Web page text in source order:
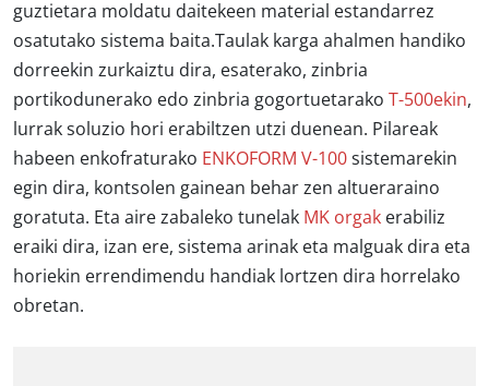
guztietara moldatu daitekeen material estandarrez
osatutako sistema baita.Taulak karga ahalmen handiko
dorreekin zurkaiztu dira, esaterako, zinbria
portikodunerako edo zinbria gogortuetarako T-500ekin,
lurrak soluzio hori erabiltzen utzi duenean. Pilareak
habeen enkofraturako ENKOFORM V-100 sistemarekin
egin dira, kontsolen gainean behar zen altueraraino
goratuta. Eta aire zabaleko tunelak MK orgak erabiliz
eraiki dira, izan ere, sistema arinak eta malguak dira eta
horiekin errendimendu handiak lortzen dira horrelako
obretan.